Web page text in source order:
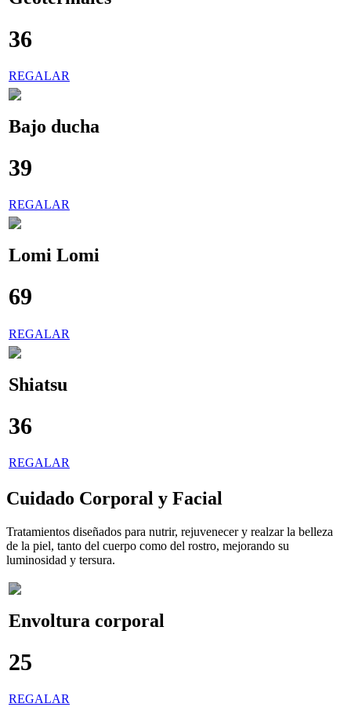
36
REGALAR
Bajo ducha
39
REGALAR
Lomi Lomi
69
REGALAR
Shiatsu
36
REGALAR
Cuidado Corporal y Facial
Tratamientos diseñados para nutrir, rejuvenecer y realzar la belleza
de la piel, tanto del cuerpo como del rostro, mejorando su
luminosidad y tersura.
Envoltura corporal
25
REGALAR